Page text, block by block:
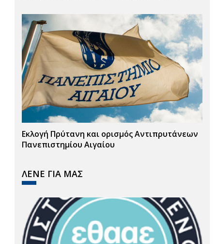
Εκλογή Πρύτανη και ορισμός Αντιπρυτάνεων
Πανεπιστημίου Αιγαίου
ΛΕΝΕ ΓΙΑ ΜΑΣ